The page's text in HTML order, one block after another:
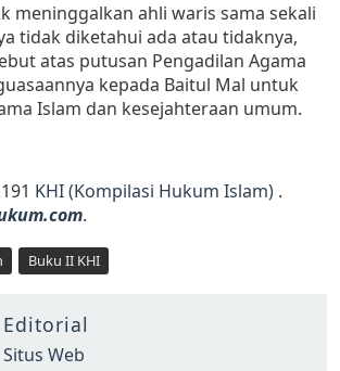
meninggalkan ahli waris sama sekali
tidak diketahui ada atau tidaknya,
atas putusan Pengadilan Agama
kepada Baitul Mal untuk
Islam dan kesejahteraan umum.
KHI (Kompilasi Hukum Islam) .
.
Buku II KHI
Editorial
Situs Web